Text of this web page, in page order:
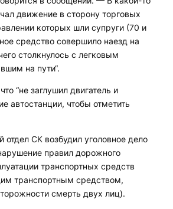
движение в сторону торговых
которых шли супруги (70 и
средство совершило наезд на
столкнулось с легковым
на пути“.
“не заглушил двигатель и
автостанции, чтобы отметить
отдел СК возбудил уголовное дело
правил дорожного
транспортных средств
транспортным средством,
смерть двух лиц).